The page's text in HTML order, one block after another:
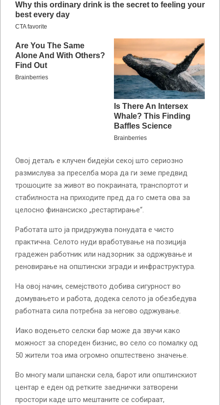
Овој детаљ е клучен бидејќи секој што сериозно
размислува за преселба мора да ги земе предвид
трошоците за живот во покраината, транспортот и
стабилноста на приходите пред да го смета ова за
целосно финансиско „рестартирање“.
Работата што ја придружува понудата е чисто
практична. Селото нуди вработување на позиција
градежен работник или надзорник за одржување и
реновирање на општински згради и инфраструктура.
На овој начин, семејството добива сигурност во
домувањето и работа, додека селото ја обезбедува
работната сила потребна за негово одржување.
Иако водењето селски бар може да звучи како
можност за спореден бизнис, во село со помалку од
50 жители тоа има огромно општествено значење.
Во многу мали шпански села, барот или општинскиот
центар е еден од ретките заеднички затворени
простори каде што мештаните се собираат,